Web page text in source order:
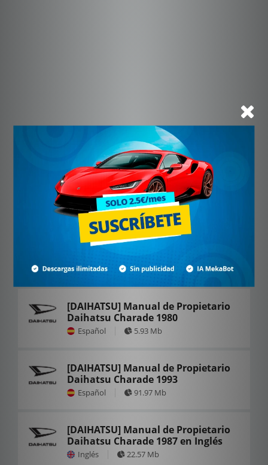
[DAIHATSU] Manual de Propietario
Daihatsu Charade 1981
Español 53.87 Mb
[DAIHATSU] Manual de Propietario
Daihatsu Charade 1980
Español 5.93 Mb
[DAIHATSU] Manual de Propietario
Daihatsu Charade 1993
Español 91.97 Mb
[DAIHATSU] Manual de Propietario
Daihatsu Charade 1987 en Inglés
Inglés 22.57 Mb